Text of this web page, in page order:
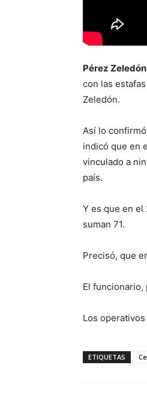
Pérez
con las
Zeledón.
Así lo
indicó que en
vinculado a
país.
Y es que en el
suman 71.
Precisó, que
El funcionario,
Los
ETIQUETAS